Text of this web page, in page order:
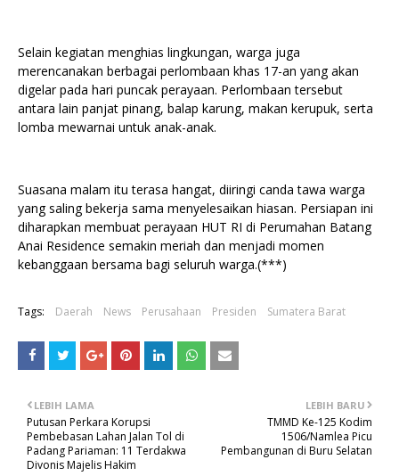
Selain kegiatan menghias lingkungan, warga juga
merencanakan berbagai perlombaan khas 17-an yang akan
digelar pada hari puncak perayaan. Perlombaan tersebut
antara lain panjat pinang, balap karung, makan kerupuk, serta
lomba mewarnai untuk anak-anak.
Suasana malam itu terasa hangat, diiringi canda tawa warga
yang saling bekerja sama menyelesaikan hiasan. Persiapan ini
diharapkan membuat perayaan HUT RI di Perumahan Batang
Anai Residence semakin meriah dan menjadi momen
kebanggaan bersama bagi seluruh warga.(***)
Tags: Daerah News Perusahaan Presiden Sumatera Barat
LEBIH BARU
TMMD Ke-125 Kodim
1506/Namlea Picu
Pembangunan di Buru Selatan
LEBIH LAMA
Putusan Perkara Korupsi
Pembebasan Lahan Jalan Tol di
Padang Pariaman: 11 Terdakwa
Divonis Majelis Hakim